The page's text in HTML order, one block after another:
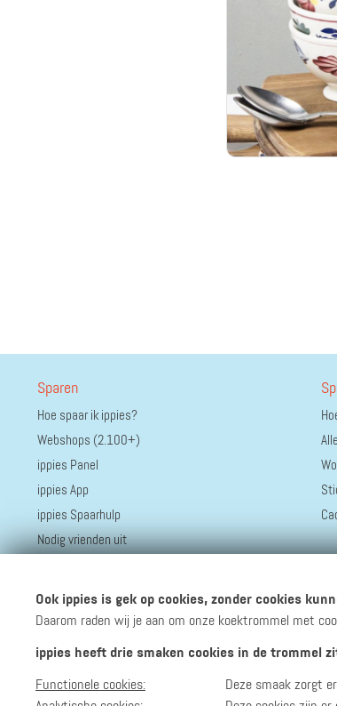
Sparen
Hoe spaar ik ippies?
Webshops (2.100+)
ippies Panel
ippies App
ippies Spaarhulp
Nodig vrienden uit
Volg ippies Blijf op de hoogte van het groeiende
Ook ippies is gek op cookies, zonder cookies
Daarom raden wij je aan om onze koektrommel met
ippies heeft drie smaken cookies in de trommel
Functionele cookies:
Deze smaak zorgt